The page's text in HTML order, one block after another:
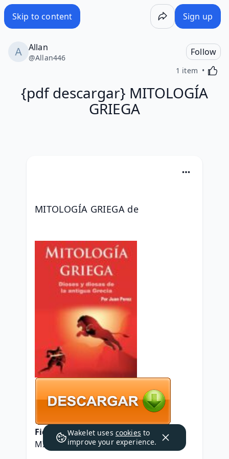
Skip to content Sign up
Allan
@Allan446
Follow
1 item
{pdf descargar} MITOLOGÍA
GRIEGA
MITOLOGÍA GRIEGA de
Ficha técnica
MITOLOGÍA GRIEGA
Wakelet uses cookies to
improve your experience.